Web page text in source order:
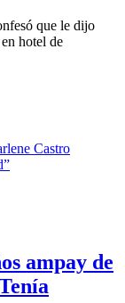
que le dijo
hotel de
ampay de